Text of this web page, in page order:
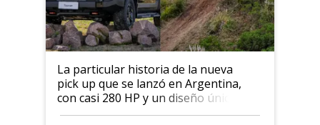
La particular historia de la nueva
pick up que se lanzó en Argentina,
con casi 280 HP y un diseño único: a
cuánto se vende